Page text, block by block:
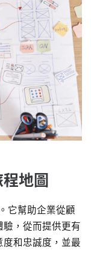
地圖
它幫助企業從顧
，從而提供更有
和忠誠度，並最